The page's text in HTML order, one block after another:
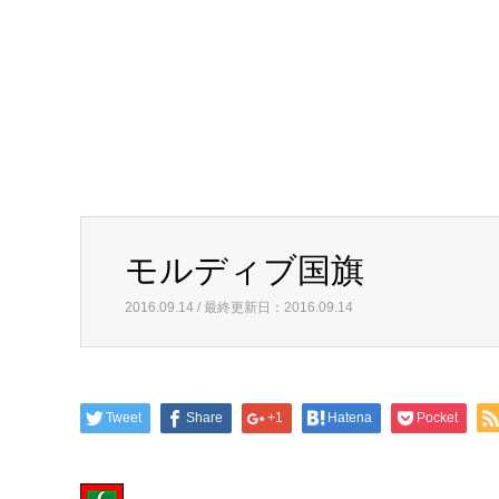
モルディブ国旗
2016.09.14 / 最終更新日：2016.09.14
Tweet Share +1 Hatena Pocket